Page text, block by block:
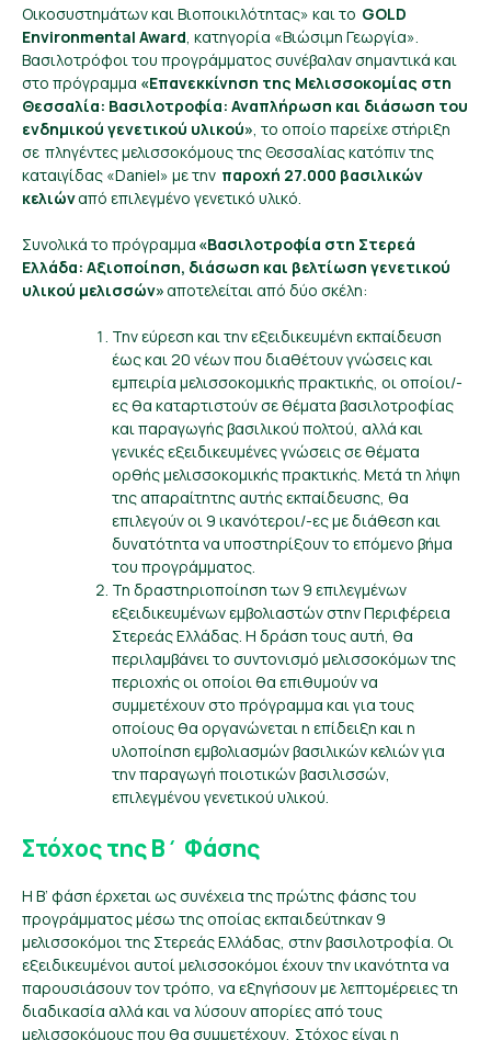
Oικοσυστημάτων και Bιοποικιλότητας» και το GOLD
Environmental Award, κατηγορία «Βιώσιμη Γεωργία».
Βασιλοτρόφοι του προγράμματος συνέβαλαν σημαντικά και
στο πρόγραμμα «Επανεκκίνηση της Μελισσοκομίας στη
Θεσσαλία: Βασιλοτροφία: Αναπλήρωση και διάσωση του
ενδημικού γενετικού υλικού», το οποίο παρείχε στήριξη
σε πληγέντες μελισσοκόμους της Θεσσαλίας κατόπιν της
καταιγίδας «Daniel» με την παροχή 27.000 βασιλικών
κελιώναπό επιλεγμένο γενετικό υλικό.
Συνολικά το πρόγραμμα «Βασιλοτροφία στη Στερεά
Ελλάδα: Αξιοποίηση, διάσωση και βελτίωση γενετικού
υλικού μελισσών»αποτελείται από δύο σκέλη:
Την εύρεση και την εξειδικευμένη εκπαίδευση
έως και 20 νέων που διαθέτουν γνώσεις και
εμπειρία μελισσοκομικής πρακτικής, οι οποίοι/-
ες θα καταρτιστούν σε θέματα βασιλοτροφίας
και παραγωγής βασιλικού πολτού, αλλά και
γενικές εξειδικευμένες γνώσεις σε θέματα
ορθής μελισσοκομικής πρακτικής. Μετά τη λήψη
της απαραίτητης αυτής εκπαίδευσης, θα
επιλεγούν οι 9 ικανότεροι/-ες με διάθεση και
δυνατότητα να υποστηρίξουν το επόμενο βήμα
του προγράμματος.
Τη δραστηριοποίηση των 9 επιλεγμένων
εξειδικευμένων εμβολιαστών στην Περιφέρεια
Στερεάς Ελλάδας. Η δράση τους αυτή, θα
περιλαμβάνει το συντονισμό μελισσοκόμων της
περιοχής οι οποίοι θα επιθυμούν να
συμμετέχουν στο πρόγραμμα και για τους
οποίους θα οργανώνεται η επίδειξη και η
υλοποίηση εμβολιασμών βασιλικών κελιών για
την παραγωγή ποιοτικών βασιλισσών,
επιλεγμένου γενετικού υλικού.
Στόχος της Β΄ Φάσης
Η Β’ φάση έρχεται ως συνέχεια της πρώτης φάσης του
προγράμματοςμέσω της οποίας εκπαιδεύτηκαν 9
μελισσοκόμοιτης Στερεάς Ελλάδας, στην βασιλοτροφία. Οι
εξειδικευμένοι αυτοί μελισσοκόμοιέχουν την ικανότητα να
παρουσιάσουν τον τρόπο, να εξηγήσουν με λεπτομέρειες τη
διαδικασία αλλά και να λύσουν απορίες από τους
μελισσοκόμους που θα συμμετέχουν. Στόχος είναι η